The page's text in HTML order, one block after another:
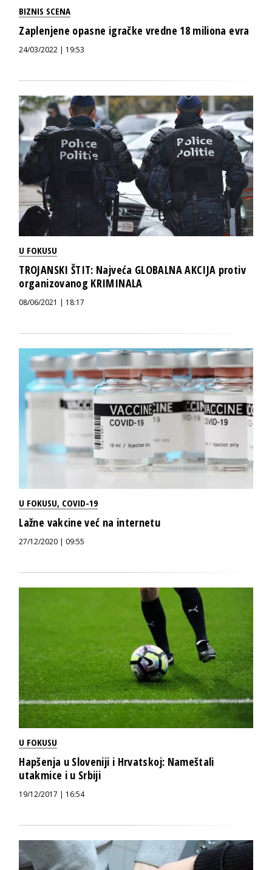
BIZNIS SCENA
Zaplenjene opasne igračke vredne 18 miliona evra
24/03/2022 | 19:53
U FOKUSU
TROJANSKI ŠTIT: Najveća GLOBALNA AKCIJA protiv
organizovanog KRIMINALA
08/06/2021 | 18:17
U FOKUSU, COVID-19
Lažne vakcine već na internetu
27/12/2020 | 09:55
U FOKUSU
Hapšenja u Sloveniji i Hrvatskoj: Nameštali
utakmice i u Srbiji
19/12/2017 | 16:54